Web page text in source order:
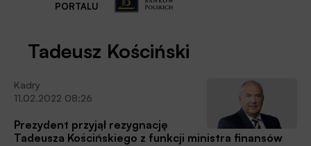
PORTALU
Tadeusz Kościński
Kadry
11.02.2022 08:26
Prezydent przyjął rezygnację
Tadeusza Kościńskiego z funkcji ministra finansów